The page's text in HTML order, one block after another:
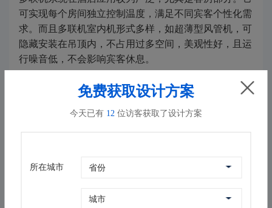
可实现每个房间独立控制温度，满足不同宾客个性化需
求。而且多联机室内机形式多样，如超薄型风管机，可
隐藏安装在吊顶内，不占用过多空间，美观性好，且运
行噪音低，不会影响宾客休息。
对于酒店公共区域，如大堂、餐厅、会议室等，风冷热
安装简单，无需专门机房，可同时实现制冷和制热功
能。组合式空调箱则可根据不同区域功能需求，灵活调
人员密集场所对空气质量和舒适度的要求。
酒店中央空调设计要注重不同功能区域的差异化需求。
免费获取设计方案
今天已有 12 位访客获取了设计方案
所在城市